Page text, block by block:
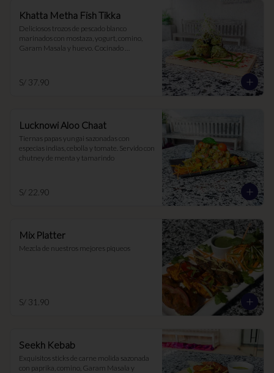
Khatta Metha Fish Tikka
Deliciosos trozos de pescado blanco
marinados con mostaza, yogurt, comino,
Garam Masala y huevo. Cocinado
S/ 37.90
Lucknowi Aloo Chaat
Tiernas papas yungai sazonadas con
especias indias, cebolla y tomate. Servido con
chutney de menta y tamarindo
S/ 22.90
Mix Platter
Mezcla de nuestros mejores piqueos
S/ 31.90
Seekh Kebab
Exquisitos sticks de carne molida sazonada
con paprika, comino, Garam Masala y